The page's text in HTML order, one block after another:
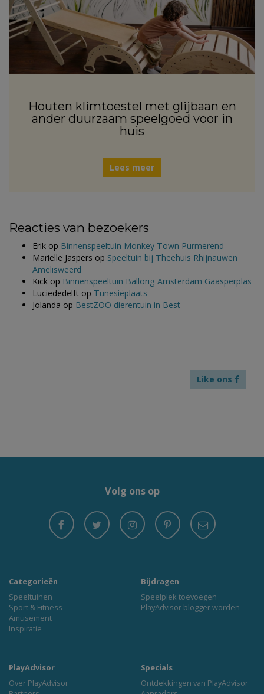
Houten klimtoestel met glijbaan en
ander duurzaam speelgoed voor in
huis
Lees meer
Reacties van bezoekers
Erik op Binnenspeeltuin Monkey Town Purmerend
Marielle Jaspers op Speeltuin bij Theehuis Rhijnauwen
Amelisweerd
Kick op Binnenspeeltuin Ballorig Amsterdam Gaasperplas
Luciededelft op Tunesiëplaats
Jolanda op BestZOO dierentuin in Best
Like ons
Volg ons op
Categorieën
Speeltuinen
Sport & Fitness
Amusement
Inspiratie
Bijdragen
Speelplek toevoegen
PlayAdvisor blogger worden
PlayAdvisor
Over PlayAdvisor
Specials
Ontdekkingen van PlayAdvisor